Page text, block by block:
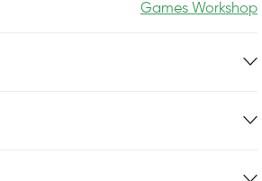
Games Workshop